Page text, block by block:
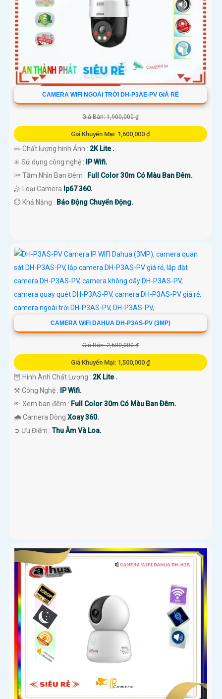
CAMERA WIFI NGOÀI TRỜI DH-P3AE-PV GIÁ RẺ
Giá Bán: 1,900,000 ₫
Giá Khuyến Mại: 1,600,000 ₫
👀 Chất lượng hình Ảnh : 2K Lite .
✳️ Sử dụng công nghệ :
IP Wifi.
🔦 Tầm Nhìn Ban Đêm : Full Color 30m Có Màu Ban Ðêm.
🤹 Loại Camera Ip67 360.
️💮 Khả Năng : Báo Động Chuyển Động.
CAMERA WIFI DAHUA DH-P3AS-PV (3MP)
Giá Bán: 2,500,000 ₫
Giá Khuyến Mại: 1,500,000 ₫
🦉 Hình Ành Chất Lượng : 2K Lite .
⚒ Công Nghệ :
IP Wifi.
🔦 Xem ban đêm : Full Color 30m Có Màu Ban Ðêm.
🌧️ Camera Dòng Xoay 360.
️➲ Ưu Điểm :Thu Âm Và Loa.